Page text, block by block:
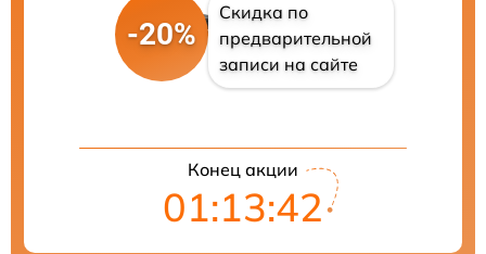
-20%
Скидка по
предварительной
записи на сайте
Конец акции
01:13:41